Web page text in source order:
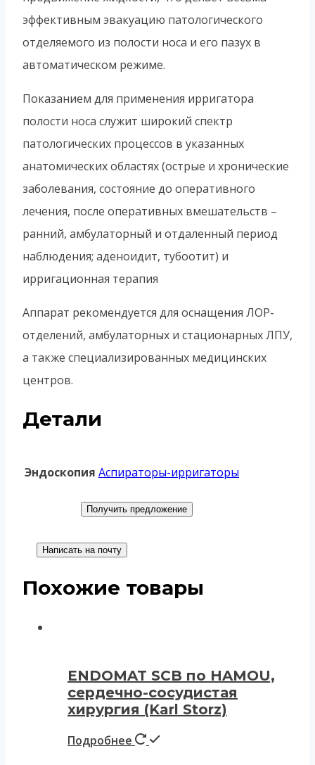
эффективным эвакуацию патологического
отделяемого из полости носа и его пазух в
автоматическом режиме.
Показанием для применения ирригатора
полости носа служит широкий спектр
патологических процессов в указанных
анатомических областях (острые и хронические
заболевания, состояние до оперативного
лечения, после оперативных вмешательств –
ранний, амбулаторный и отдаленный период
наблюдения; аденоидит, тубоотит) и
ирригационная терапия
Аппарат рекомендуется для оснащения ЛОР-
отделений, амбулаторных и стационарных ЛПУ,
а также специализированных медицинских
центров.
Детали
Эндоскопия Аспираторы-ирригаторы
Получить предложение
Написать на почту
Похожие товары
ENDOMAT SCB пo HAMOU,
сердечно-сосудистая
хирургия (Karl Storz)
Подробнее